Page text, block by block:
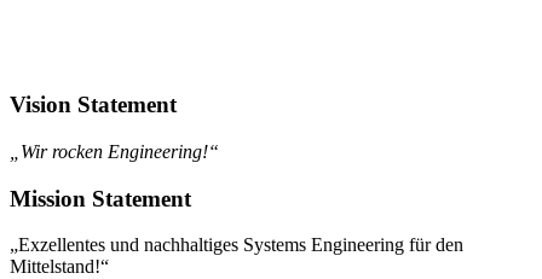
Vision Statement
„Wir rocken Engineering!“
Mission Statement
„Exzellentes und nachhaltiges Systems Engineering für den
Mittelstand!“